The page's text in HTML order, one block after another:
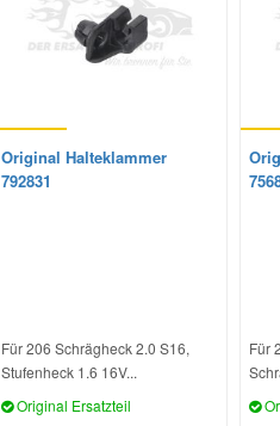
Original Halteklammer
792831
Für 206 Schrägheck 2.0 S16,
Stufenheck 1.6 16V...
Original Ersatzteil
Für